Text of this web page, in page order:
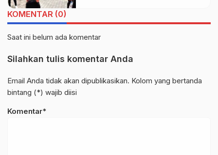
KOMENTAR (0)
Saat ini belum ada komentar
Silahkan tulis komentar Anda
Email Anda tidak akan dipublikasikan. Kolom yang bertanda
bintang (*) wajib diisi
Komentar*